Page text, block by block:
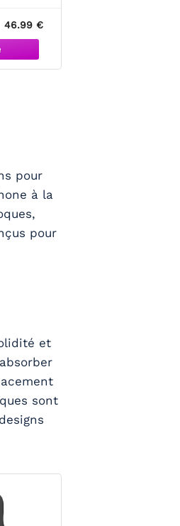
46.99 €
pour
à la
pour
et
sont